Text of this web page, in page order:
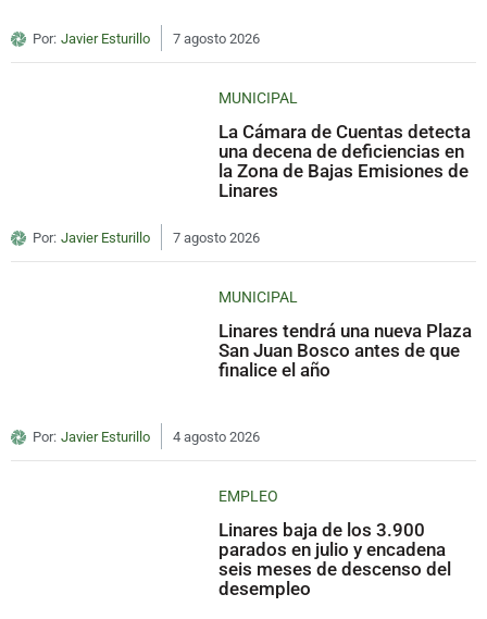
Por: Javier Esturillo 7 agosto 2026
MUNICIPAL
La Cámara de Cuentas detecta
una decena de deficiencias en
la Zona de Bajas Emisiones de
Linares
Por: Javier Esturillo 7 agosto 2026
MUNICIPAL
Linares tendrá una nueva Plaza
San Juan Bosco antes de que
finalice el año
Por: Javier Esturillo 4 agosto 2026
EMPLEO
Linares baja de los 3.900
parados en julio y encadena
seis meses de descenso del
desempleo